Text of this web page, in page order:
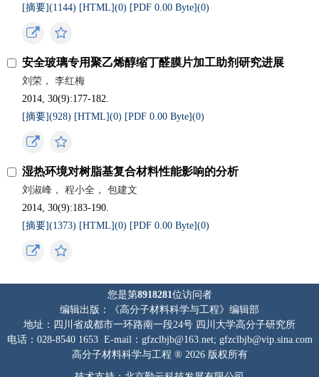
[摘要](1144) [HTML](0) [PDF 0.00 Byte](0)
安全玻璃专用聚乙烯醇缩丁醛膜片加工助剂研究进展
刘荣， 李红梅
2014, 30(9):177-182.
[摘要](928) [HTML](0) [PDF 0.00 Byte](0)
湿热环境对树脂基复合材料性能影响的分析
刘淑峰， 程小全， 包建文
2014, 30(9):183-190.
[摘要](1373) [HTML](0) [PDF 0.00 Byte](0)
您是第8918281位访问者
编辑出版：《高分子材料科学与工程》编辑部
地址：四川省成都市一环路南一段24号 四川大学高分子研究所
电话：028-8540 1653 E-mail：gfzclbjb@163.net; gfzclbjb@vip.sina.com
高分子材料科学与工程 ® 2026 版权所有